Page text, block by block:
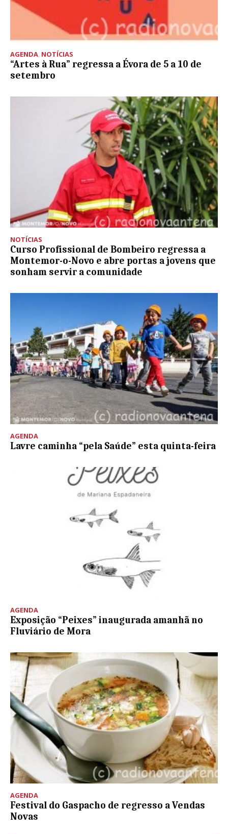
AGENDA, NOTÍCIAS
“Artes à Rua” regressa a Évora de 5 a 10 de
setembro
NOTÍCIAS
Curso Profissional de Bombeiro regressa a
Montemor-o-Novo e abre portas a jovens que
sonham servir a comunidade
AGENDA
Lavre caminha “pela Saúde” esta quinta-feira
AGENDA
Exposição “Peixes” inaugurada amanhã no
Fluviário de Mora
AGENDA
Festival do Gaspacho de regresso a Vendas
Novas